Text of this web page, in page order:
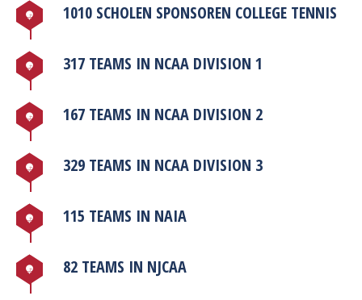
1010 SCHOLEN SPONSOREN COLLEGE TENNIS
317 TEAMS IN NCAA DIVISION 1
167 TEAMS IN NCAA DIVISION 2
329 TEAMS IN NCAA DIVISION 3
115 TEAMS IN NAIA
82 TEAMS IN NJCAA